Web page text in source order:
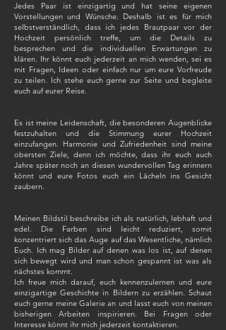
Jedes Paar ist einzigartig und hat seine eigenen
Vorstellungen und Wünsche. Deshalb ist es für mich
selbstverständlich, dass ich jedes Brautpaar vor der
Hochzeit persönlich treffe, um die Details zu
besprechen und die individuellen Erwartungen zu
klären. Ihr könnt euch jederzeit an mich wenden, sei es
mit Fragen, Ideen oder einfach nur um eure Vorfreude
zu teilen. Ich stehe euch gerne zur Seite und begleite
euch auf eurer Reise.
Es ist meine Leidenschaft, die besonderen Augenblicke
festzuhalten und die Stimmung eurer Hochzeit
einzufangen. Harmonie und Zufriedenheit sind meine
obersten Ziele, denn ich möchte, dass ihr euch auch
Jahre später noch an diesen wundervollen Tag erinnern
könnt und eure Fotos euch ein Lächeln ins Gesicht
zaubern.
Meinen Bildstil beschreibe ich als natürlich, lebhaft und
edel. Die Farben sind leicht reduziert, somit
konzentriert sich das Auge auf das Wesentliche, nämlich
Euch. Ich mag Bilder auf denen was los ist, auf denen
sich bewegt wird und man schon gespannt ist was als
nächstes kommt.
Ich freue mich darauf, euch kennenzulernen und eure
einzigartige Geschichte in Bildern zu erzählen. Schaut
euch gerne meine Galerie an und lasst euch von meinen
bisherigen Arbeiten inspirieren. Bei Fragen oder
Interesse könnt ihr mich jederzeit kontaktieren.